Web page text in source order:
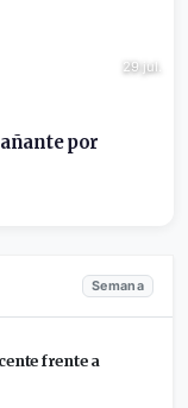
29 jul.
por
Semana
frente a